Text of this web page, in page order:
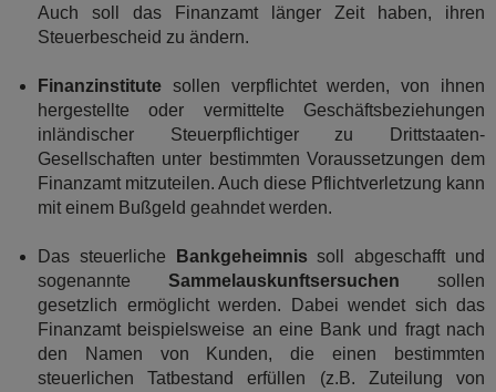
Auch soll das Finanzamt länger Zeit haben, ihren
Steuerbescheid zu ändern.
Finanzinstitute sollen verpflichtet werden, von ihnen
hergestellte oder vermittelte Geschäftsbeziehungen
inländischer Steuerpflichtiger zu Drittstaaten-
Gesellschaften unter bestimmten Voraussetzungen dem
Finanzamt mitzuteilen. Auch diese Pflichtverletzung kann
mit einem Bußgeld geahndet werden.
Das steuerliche Bankgeheimnissoll abgeschafft und
sogenannte Sammelauskunftsersuchen sollen
gesetzlich ermöglicht werden. Dabei wendet sich das
Finanzamt beispielsweise an eine Bank und fragt nach
den Namen von Kunden, die einen bestimmten
steuerlichen Tatbestand erfüllen (z.B. Zuteilung von